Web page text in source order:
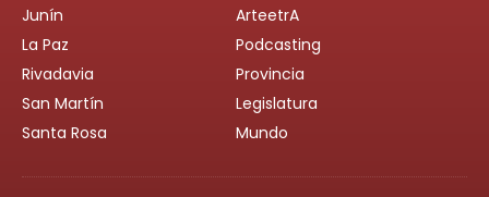
Junín
La Paz
Rivadavia
San Martín
Santa Rosa
ArteetrA
Podcasting
Provincia
Legislatura
Mundo